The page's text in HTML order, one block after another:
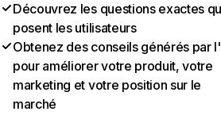
Découvrez les questions exactes
posent les utilisateurs
Obtenez des conseils générés par
pour améliorer votre produit, votre
marketing et votre position sur le
marché